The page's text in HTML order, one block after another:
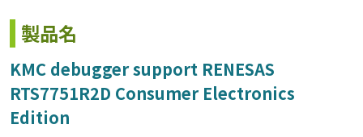
製品名
KMC debugger support RENESAS
RTS7751R2D Consumer Electronics
Edition